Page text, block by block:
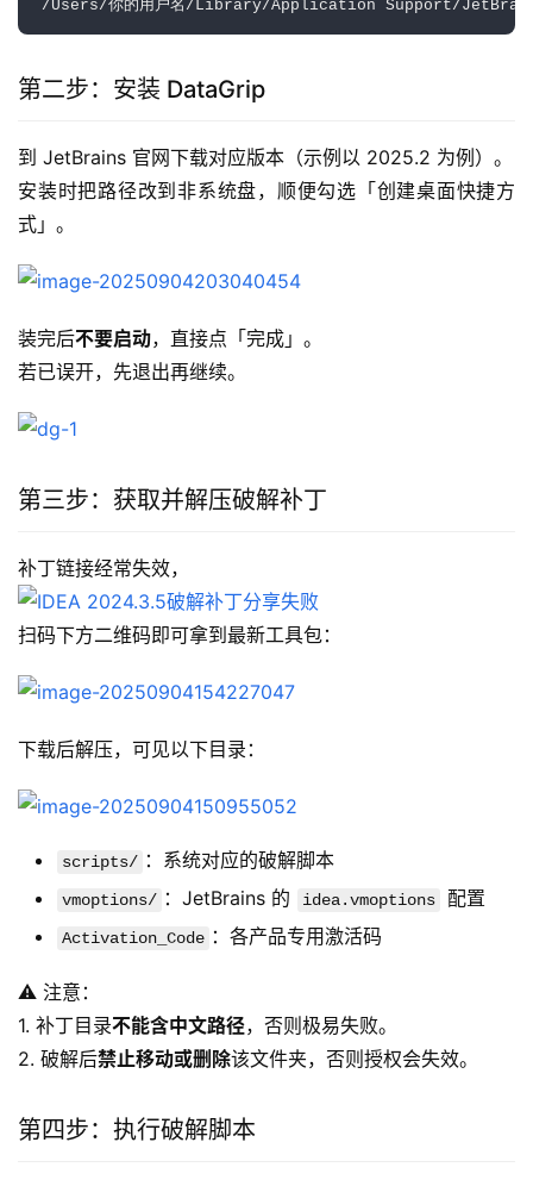
第二步：安装 DataGrip
到 JetBrains 官网下载对应版本（示例以 2025.2 为例）。
安装时把路径改到非系统盘，顺便勾选「创建桌面快捷方
式」。
装完后不要启动，直接点「完成」。
若已误开，先退出再继续。
第三步：获取并解压破解补丁
补丁链接经常失效，
扫码下方二维码即可拿到最新工具包：
下载后解压，可见以下目录：
scripts/ ：系统对应的破解脚本
vmoptions/ ：JetBrains 的 idea.vmoptions 配置
Activation_Code ：各产品专用激活码
⚠️ 注意：
1. 补丁目录不能含中文路径，否则极易失败。
2. 破解后禁止移动或删除该文件夹，否则授权会失效。
第四步：执行破解脚本